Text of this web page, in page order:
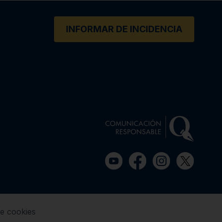
INFORMAR DE INCIDENCIA
cookies